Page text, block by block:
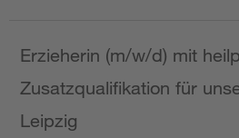
Erzieherin (m/w/d) mit
Zusatzqualifikation für
Leipzig